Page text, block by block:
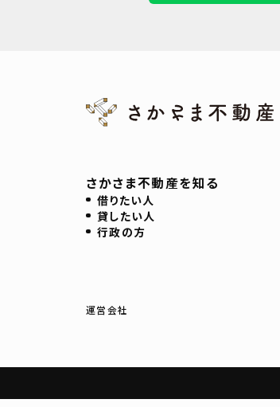
さかさま不動産を知る
借りたい人
貸したい人
行政の方
運営会社